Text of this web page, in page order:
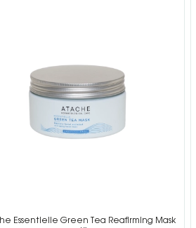
Essentielle Green Tea Reafirming Mask